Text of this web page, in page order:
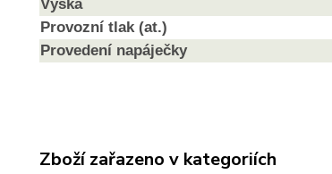
Výška
Provozní tlak (at.)
Provedení napáječky
Zboží zařazeno v kategoriích